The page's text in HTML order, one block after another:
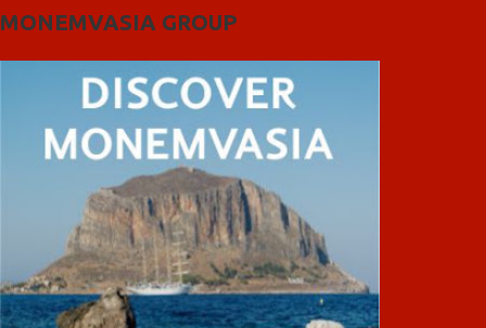
MONEMVASIA GROUP